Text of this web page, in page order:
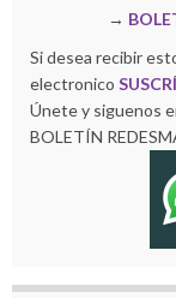
→
Si desea recibir
electronico
Únete y siguenos
BOLETÍN